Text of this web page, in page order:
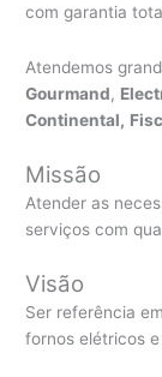
com garantia
Atendemos
Gourmand,
Continental,
Missão
Atender as
serviços com
Visão
Ser referência
fornos elétricos